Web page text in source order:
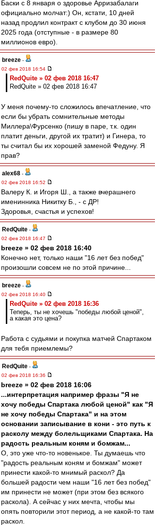
Баски с 8 января о здоровье Арризабалаги
официально молчат:) Он, кстати, 10 дней
назад продлил контракт с клубом до 30 июня
2025 года (отступные - в размере 80
миллионов евро).
breeze -
02 фев 2018 16:54
RedQuite » 02 фев 2018 16:47
RedQuite » 02 фев 2018 16:47
У меня почему-то сложилось впечатление, что
если бы убрать сомнительные методы
Миллера\Фурсенко (пишу в паре, т.к. один
платит деньги, другой их тратит) и Гинера, то
ты считал бы их хорошей заменой Федуну. Я
прав?
alex68 -
02 фев 2018 16:52
Валеру К. и Игоря Ш., а также вчерашнего
именинника Никитку Б., - с ДР!
Здоровья, счастья и успехов!
RedQuite -
02 фев 2018 16:47
breeze » 02 фев 2018 16:40
Конечно нет, только наши "16 лет без побед"
произошли совсем не по этой причине...
breeze -
02 фев 2018 16:40
RedQuite » 02 фев 2018 16:36
Теперь, ты не хочешь "победы любой ценой",
а какая это цена?
Работа с судьями и покупка матчей Спартаком
для тебя приемлемы?
RedQuite -
02 фев 2018 16:36
breeze » 02 фев 2018 16:06
...интерпретация например фразы "Я не
хочу победы Спартака любой ценой" как "Я
не хочу победы Спартака" и на этом
основании записывание в кони - это путь к
расколу между болельщиками Спартака. На
радость реальным коням и бомжам...
О, это уже что-то новенькое. Ты думаешь что
"радость реальным коням и бомжам" может
принести какой-то мнимый раскол? Да
большей радости чем наши "16 лет без побед"
им принести не может (при этом без всякого
раскола). А сейчас у них мечта, чтобы мы
опять повторили этот период, а не какой-то там
раскол.